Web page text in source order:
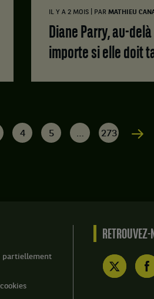
IL Y A 2 MOIS PAR MATHIEU
Diane Parry, au-delà du beau jeu : « Maintenant, peu
importe si elle doit
4 5 … 273 Aller
partiellement